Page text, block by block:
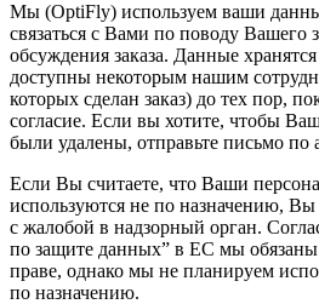
Мы (OptiFly) используем ваши
связаться с Вами по поводу Вашего
обсуждения заказа. Данные
доступны некоторым нашим
которых сделан заказ) до тех пор,
согласие. Если вы хотите, чтобы
были удалены, отправьте письмо по
Если Вы считаете, что Ваши
используются не по назначению, Вы
с жалобой в надзорный орган.
по защите данных” в ЕС мы
праве, однако мы не планируем
по назначению.